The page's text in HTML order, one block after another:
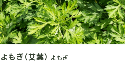
よ
よもぎ（艾葉） よもぎ